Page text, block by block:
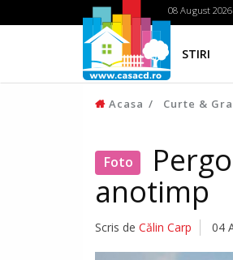
08 August 2026
STIRI
Acasa Curte &
Foto
anotimp
Scris de Călin Carp 04